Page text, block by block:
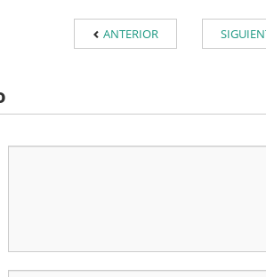
ANTERIOR